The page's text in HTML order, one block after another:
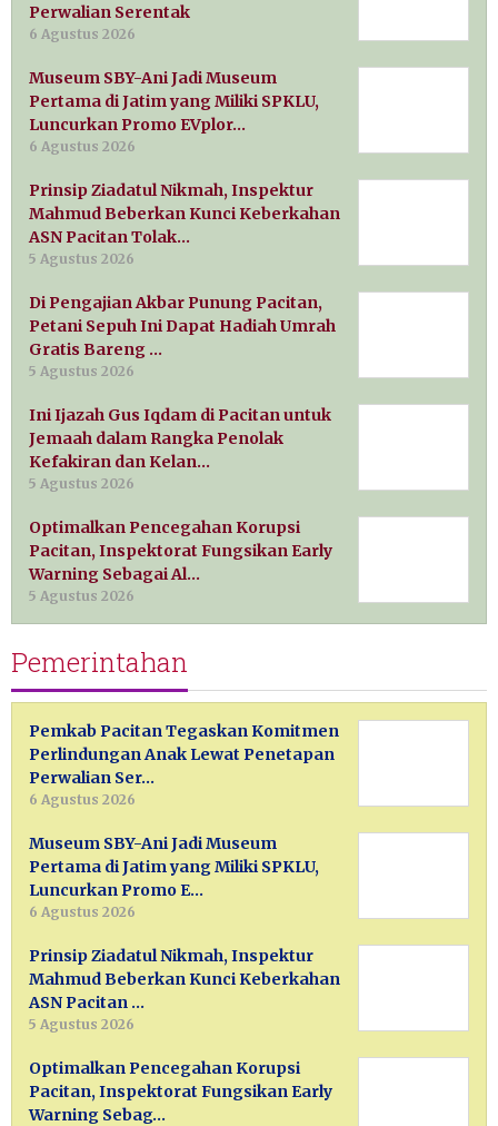
Perwalian Serentak
6 Agustus 2026
Museum SBY-Ani Jadi Museum
Pertama di Jatim yang Miliki SPKLU,
Luncurkan Promo EVplor…
6 Agustus 2026
Prinsip Ziadatul Nikmah, Inspektur
Mahmud Beberkan Kunci Keberkahan
ASN Pacitan Tolak…
5 Agustus 2026
Di Pengajian Akbar Punung Pacitan,
Petani Sepuh Ini Dapat Hadiah Umrah
Gratis Bareng …
5 Agustus 2026
Ini Ijazah Gus Iqdam di Pacitan untuk
Jemaah dalam Rangka Penolak
Kefakiran dan Kelan…
5 Agustus 2026
Optimalkan Pencegahan Korupsi
Pacitan, Inspektorat Fungsikan Early
Warning Sebagai Al…
5 Agustus 2026
Pemerintahan
Pemkab Pacitan Tegaskan Komitmen
Perlindungan Anak Lewat Penetapan
Perwalian Ser…
6 Agustus 2026
Museum SBY-Ani Jadi Museum
Pertama di Jatim yang Miliki SPKLU,
Luncurkan Promo E…
6 Agustus 2026
Prinsip Ziadatul Nikmah, Inspektur
Mahmud Beberkan Kunci Keberkahan
ASN Pacitan …
5 Agustus 2026
Optimalkan Pencegahan Korupsi
Pacitan, Inspektorat Fungsikan Early
Warning Sebag…